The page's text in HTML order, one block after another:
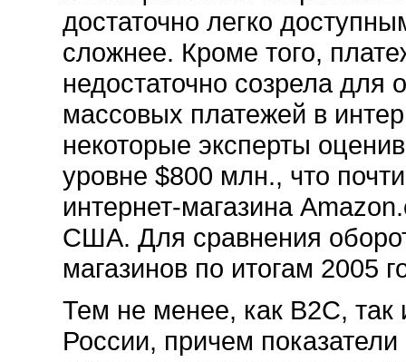
достаточно легко
сложнее. Кроме того,
недостаточно созрела для
массовых платежей в
некоторые эксперты
уровне $800 млн., что
интернет-магазина
США. Для сравнения
магазинов по итогам 2005
Тем не менее, как B2C, так
России, причем